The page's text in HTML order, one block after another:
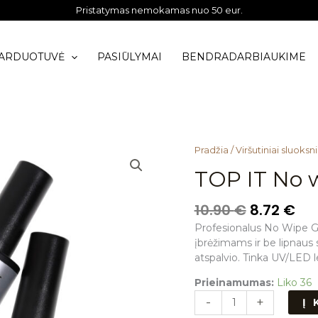
Pristatymas nemokamas nuo 50 eur.
PASIŪLYMAI BENDRADARBIAUKIME
Pradžia / Viršutiniai
TOP IT No
10.90€
Original
was:
8.72 €
is:
Profesionalus No Wipe
įbrėžimams ir be
atspalvio. Tinka UV/
Prieinamumas: Liko 36
-
produkto
TOP
No
wipe
gloss
+ Į